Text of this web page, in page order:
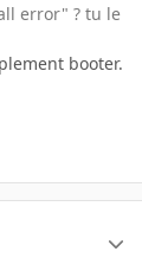
error" ? tu le
booter.